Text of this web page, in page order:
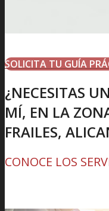
SOLICITA TU GUÍA
¿NECESITAS
MÍ, EN LA
FRAILES,
CONOCE LOS